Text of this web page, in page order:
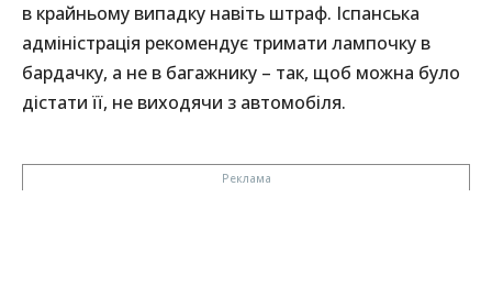
в крайньому випадку навіть штраф. Іспанська
адміністрація рекомендує тримати лампочку в
бардачку, а не в багажнику – так, щоб можна було
дістати її, не виходячи з автомобіля.